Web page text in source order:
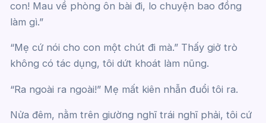
con! Mau về phòng ôn bài đi, lo chuyện bao đồng
làm gì.”
“Mẹ cứ nói cho con một chút đi mà.” Thấy giở trò
không có tác dụng, tôi dứt khoát làm nũng.
“Ra ngoài ra ngoài!” Mẹ mất kiên nhẫn đuổi tôi ra.
Nửa đêm, nằm trên giường nghĩ trái nghĩ phải, tôi cứ